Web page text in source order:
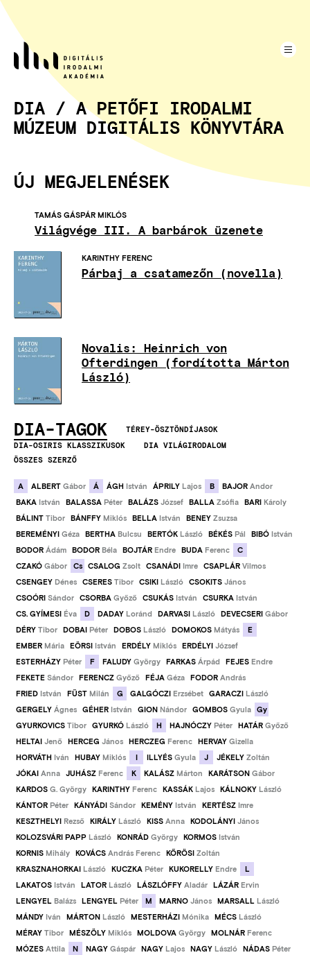
Ugrás
tartalomra
DIA / A PETŐFI IRODALMI
MÚZEUM DIGITÁLIS KÖNYVTÁRA
ÚJ MEGJELENÉSEK
Világvége III. A barbárok üzenete
TAMÁS GÁSPÁR MIKLÓS
Párbaj a csatamezőn (novella)
KARINTHY FERENC
Novalis: Heinrich von
Ofterdingen (fordította Márton
László)
DIA-TAGOK
TÉREY-ÖSZTÖNDÍJASOK
DIA-OSIRIS KLASSZIKUSOK
DIA VILÁGIRODALOM
ÖSSZES SZERZŐ
A ALBERT Gábor Á ÁGH István ÁPRILY Lajos B BAJOR Andor
BAKA István BALASSA Péter BALÁZS József BALLA Zsófia BARI Károly
BÁLINT Tibor BÁNFFY Miklós BELLA István BENEY Zsuzsa
BEREMÉNYI Géza BERTHA Bulcsu BERTÓK László BÉKÉS Pál BIBÓ István
BODOR Ádám BODOR Béla BOJTÁR Endre BUDA Ferenc
C
CZAKÓ Gábor Cs CSALOG Zsolt CSANÁDI Imre CSAPLÁR Vilmos
CSENGEY Dénes CSERES Tibor CSIKI László CSOKITS János
CSOÓRI Sándor CSORBA Győző CSUKÁS István CSURKA István
CS. GYÍMESI Éva D DADAY Loránd DARVASI László DEVECSERI Gábor
DÉRY Tibor DOBAI Péter DOBOS László DOMOKOS Mátyás
E
EMBER Mária EÖRSI István ERDÉLY Miklós ERDÉLYI József
ESTERHÁZY Péter F FALUDY György FARKAS Árpád FEJES Endre
FEKETE Sándor FERENCZ Győző FÉJA Géza FODOR András
FRIED István FÜST Milán G GALGÓCZI Erzsébet GARACZI László
GERGELY Ágnes GÉHER István GION Nándor GOMBOS Gyula Gy
GYURKOVICS Tibor GYURKÓ László H HAJNÓCZY Péter HATÁR Győző
HELTAI Jenő HERCEG János HERCZEG Ferenc HERVAY Gizella
HORVÁTH Iván HUBAY Miklós I ILLYÉS Gyula J JÉKELY Zoltán
JÓKAI Anna JUHÁSZ Ferenc K KALÁSZ Márton KARÁTSON Gábor
KARDOS G. György KARINTHY Ferenc KASSÁK Lajos KÁLNOKY László
KÁNTOR Péter KÁNYÁDI Sándor KEMÉNY István KERTÉSZ Imre
KESZTHELYI Rezső KIRÁLY László KISS Anna KODOLÁNYI János
KOLOZSVÁRI PAPP László KONRÁD György KORMOS István
KORNIS Mihály KOVÁCS András Ferenc KŐRÖSI Zoltán
KRASZNAHORKAI László KUCZKA Péter KUKORELLY Endre
L
LAKATOS István LATOR László LÁSZLÓFFY Aladár LÁZÁR Ervin
LENGYEL Balázs LENGYEL Péter M MARNO János MARSALL László
MÁNDY Iván MÁRTON László MESTERHÁZI Mónika MÉCS László
MÉRAY Tibor MÉSZÖLY Miklós MOLDOVA György MOLNÁR Ferenc
MÓZES Attila N NAGY Gáspár NAGY Lajos NAGY László NÁDAS Péter